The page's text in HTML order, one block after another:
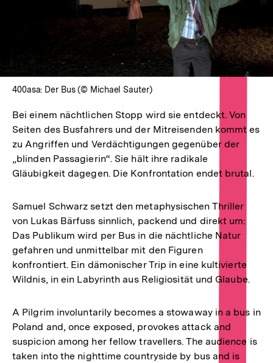
400asa: Der Bus (© Michael Sauter)
Bei einem nächtlichen Stopp wird sie entdeckt. Von
Seiten des Busfahrers und der Mitreisenden kommt es
zu Angriffen und Verdächtigungen gegenüber der
„blinden Passagierin“. Sie hält ihre radikale
Gläubigkeit dagegen. Die Konfrontation endet brutal.
Samuel Schwarz setzt den metaphysischen Thriller
von Lukas Bärfuss sinnlich, packend und direkt um:
Das Publikum wird per Bus in die nächtliche Natur
gefahren und unmittelbar mit den Figuren
konfrontiert. Ein dämonischer Trip in eine kultivierte
Wildnis, in ein Labyrinth aus Religiosität und Glaube.
A Pilgrim involuntarily becomes a stowaway in a bus in
Poland and, once exposed, provokes attack and
suspicion among her fellow travellers. The audience is
taken into the nighttime countryside by bus and is